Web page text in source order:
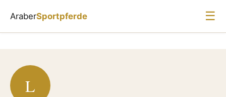
AraberSportpferde ☰
L